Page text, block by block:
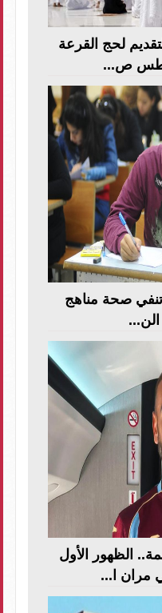
لحج القرعة
تنفي صحة مناهج
الن...
الظهور الأول
مران ا...